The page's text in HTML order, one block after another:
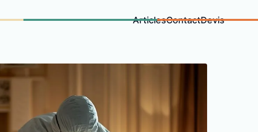
ArticlesContactDevis